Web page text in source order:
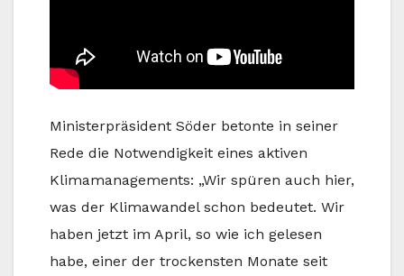
Ministerpräsident Söder betonte in seiner
Rede die Notwendigkeit eines aktiven
Klimamanagements: „Wir spüren auch hier,
was der Klimawandel schon bedeutet. Wir
haben jetzt im April, so wie ich gelesen
habe, einer der trockensten Monate seit